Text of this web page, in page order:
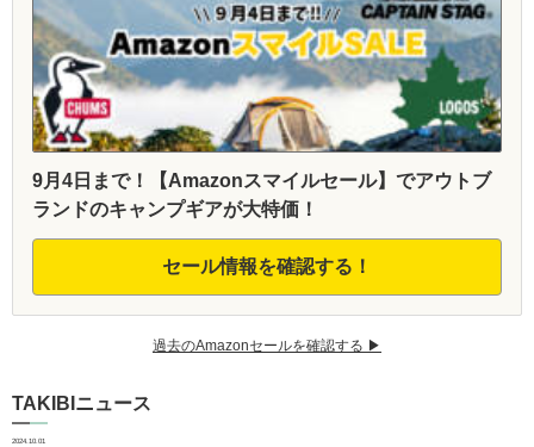
9月4日まで！【Amazonスマイルセール】でアウトブ
ランドのキャンプギアが大特価！
セール情報を確認する！
過去のAmazonセールを確認する ▶︎
TAKIBIニュース
2024.10.01